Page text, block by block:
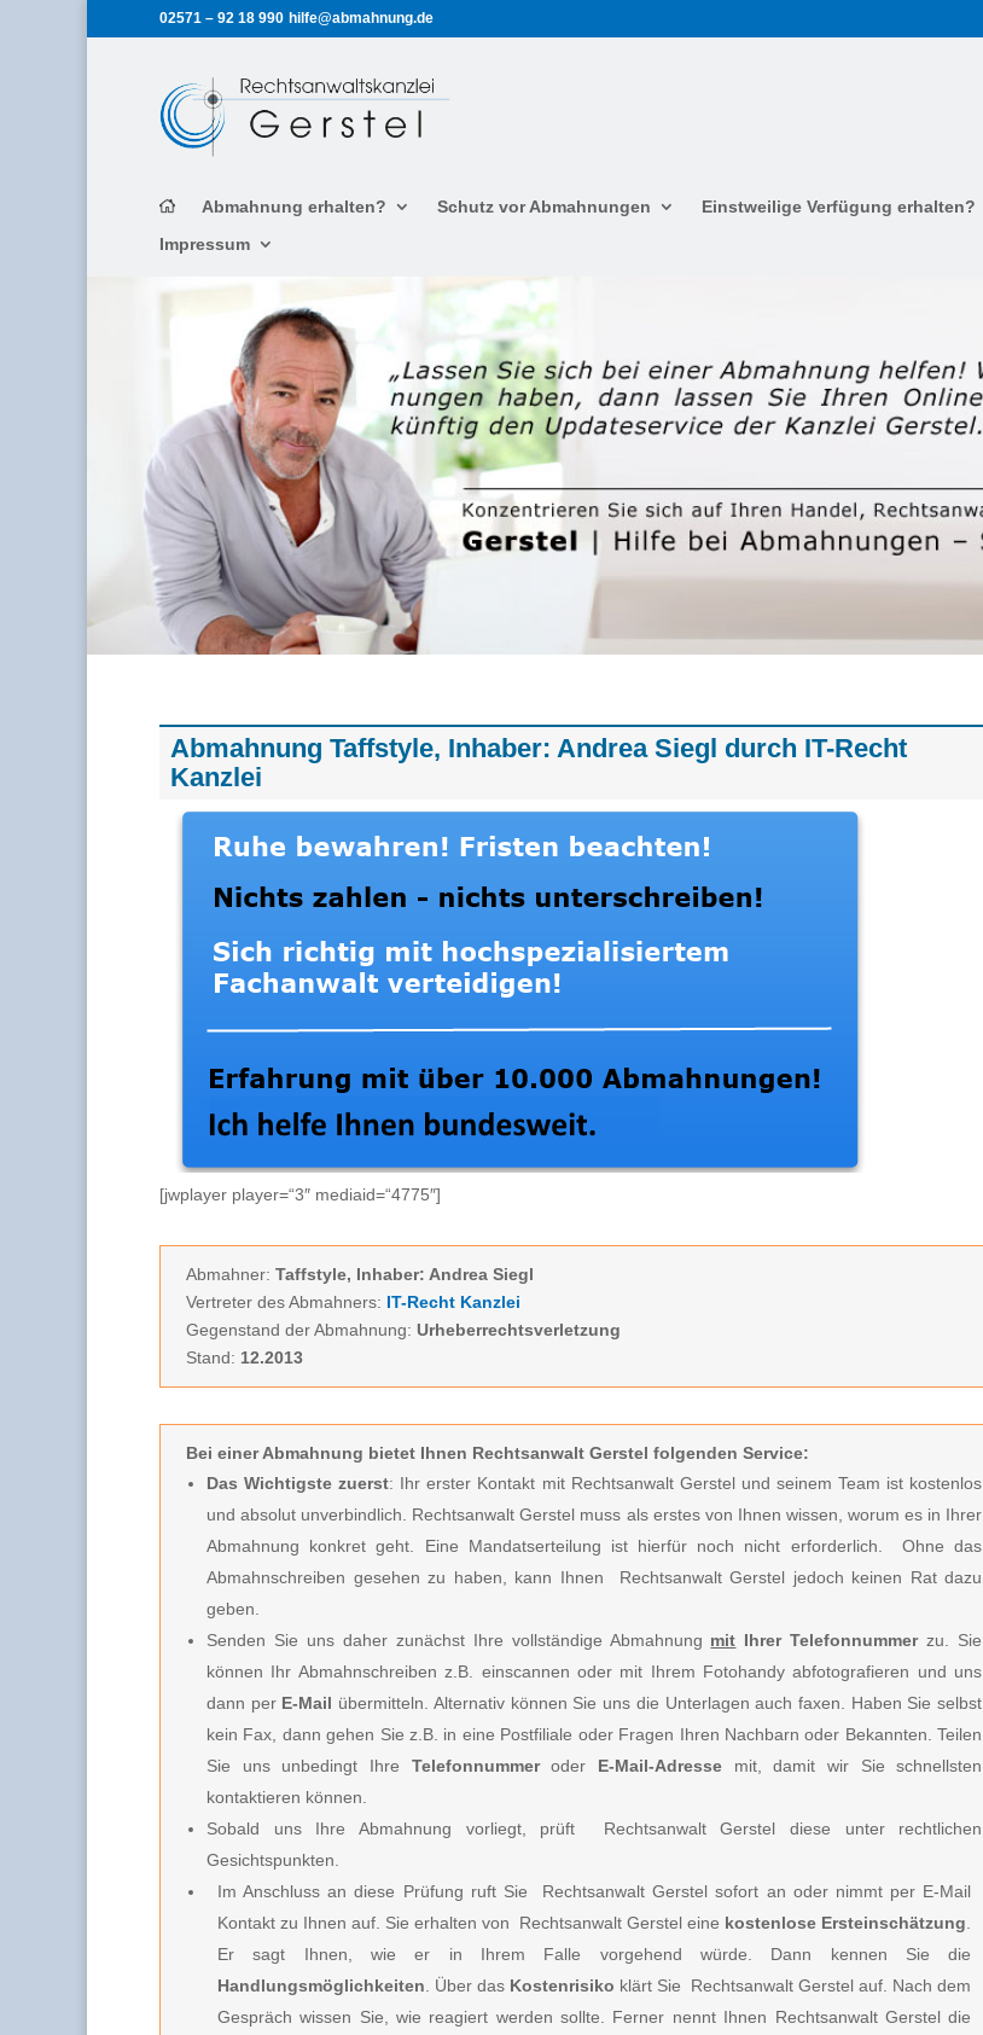
02571 – 92 18 990 hilfe@abmahnung.de
Abmahnung erhalten? Schutz vor Abmahnungen Einstweilige Verfügung erhalten?
Impressum
Abmahnung Taffstyle, Inhaber: Andrea Siegl durch IT-Recht
Kanzlei
[jwplayer player=“3″ mediaid=“4775″]
Abmahner: Taffstyle, Inhaber: Andrea Siegl
Vertreter des Abmahners: IT-Recht Kanzlei
Gegenstand der Abmahnung: Urheberrechtsverletzung
Stand: 12.2013
Bei einer Abmahnung bietet Ihnen Rechtsanwalt Gerstel folgenden Service:
Das Wichtigste zuerst: Ihr erster Kontakt mit Rechtsanwalt Gerstel und seinem Team ist kostenlos
und absolut unverbindlich. Rechtsanwalt Gerstel muss als erstes von Ihnen wissen, worum es in Ihrer
Abmahnung konkret geht. Eine Mandatserteilung ist hierfür noch nicht erforderlich.
Ohne das
Abmahnschreiben gesehen zu haben, kann Ihnen Rechtsanwalt Gerstel jedoch keinen Rat dazu
geben.
Senden Sie uns daher zunächst Ihre vollständige Abmahnung mit Ihrer Telefonnummerzu. Sie
können Ihr Abmahnschreiben z.B. einscannen oder mit Ihrem Fotohandy abfotografieren und uns
dann per E-Mail übermitteln. Alternativ können Sie uns die Unterlagen auch faxen. Haben Sie selbst
kein Fax, dann gehen Sie z.B. in eine Postfiliale oder Fragen Ihren Nachbarn oder Bekannten. Teilen
Sie uns unbedingt Ihre Telefonnummeroder E-Mail-Adressemit, damit wir Sie schnellsten
kontaktieren können.
Sobald uns Ihre Abmahnung vorliegt, prüft Rechtsanwalt Gerstel diese unter rechtlichen
Gesichtspunkten.
Im Anschluss an diese Prüfung ruft Sie
Rechtsanwalt Gerstelsofort an oder nimmt per E-Mail
Kontakt zu Ihnen auf. Sie erhalten von
Rechtsanwalt Gerstel eine kostenlose Ersteinschätzung
Er sagt Ihnen, wie er in Ihrem Falle vorgehend würde. Dann kennen Sie die
Handlungsmöglichkeiten . Über das Kostenrisiko klärt Sie Rechtsanwalt Gerstelauf. Nach dem
Gespräch wissen Sie, wie reagiert werden sollte. Ferner nennt Ihnen Rechtsanwalt Gersteldie